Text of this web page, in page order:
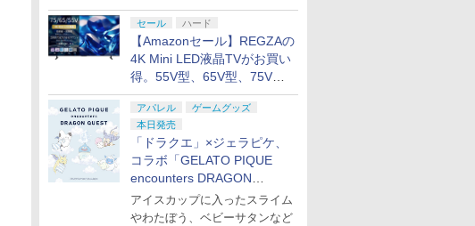
ー「ROG Strix OLED
XG27ACDMS」限定モデルも
お買い得
セール ハード
【Amazonセール】REGZAの
4K Mini LED液晶TVがお買い
得。55V型、65V型、75V型
の2026年モデルがラインナ
ップ
アパレル
ゲームグッズ
本日発売
「ドラクエ」×ジェラピケ、
コラボ「GELATO PIQUE
encounters DRAGON
QUEST」第2弾が本日発売
アイスカップに入ったスライム
やわたぼう、ベビーサタンなど